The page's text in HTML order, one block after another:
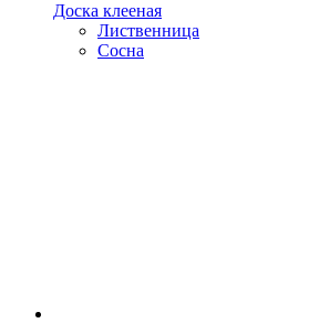
Доска клееная
Лиственница
Сосна